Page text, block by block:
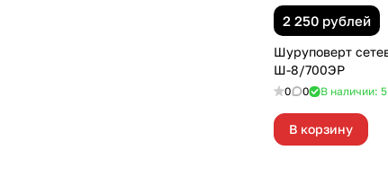
2 250 рублей
Шуруповерт
Ш-8/700ЭР
0 0 В наличии: 5
В корзину